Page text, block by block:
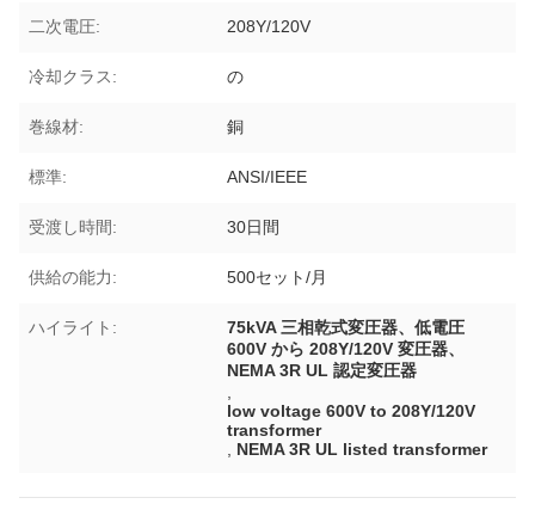
二次電圧: 208Y/120V
冷却クラス: の
巻線材: 銅
標準: ANSI/IEEE
受渡し時間: 30日間
供給の能力: 500セット/月
ハイライト:
75kVA 三相乾式変圧器、低電圧
600V から 208Y/120V 変圧器、
NEMA 3R UL 認定変圧器
low voltage 600V to 208Y/120V
transformer
NEMA 3R UL listed transformer